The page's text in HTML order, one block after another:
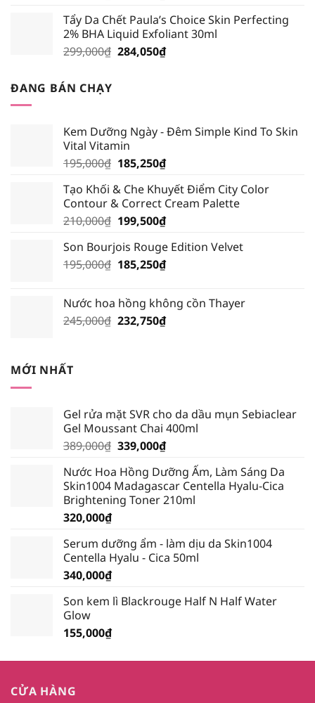
là:
219,000₫.
tại
là:
208,050₫.
Tẩy Da Chết Paula’s Choice Skin Perfecting
2% BHA Liquid Exfoliant 30ml
299,000₫ Giá
284,050₫Giá
ĐANG BÁN CHẠY
Kem Dưỡng Ngày - Đêm Simple Kind To Skin
Vital Vitamin
195,000₫ Giá
là:
195,000₫.
185,250₫Giá
tại
là:
185,250₫.
Tạo Khối & Che Khuyết Điểm City Color
Contour & Correct Cream Palette
210,000₫ Giá
là:
210,000₫.
199,500₫Giá
tại
là:
Son Bourjois Rouge Edition Velvet
195,000₫ Giá
195,000₫.
185,250₫Giá
là:
185,250₫.
Nước hoa hồng không cồn Thayer
245,000₫ Giá
232,750₫Giá
MỚI NHẤT
Gel rửa mặt SVR cho da dầu mụn Sebiaclear
Gel Moussant Chai 400ml
389,000₫ Giá
là:
389,000₫.
339,000₫Giá
tại
là:
339,000₫.
Nước Hoa Hồng Dưỡng Ẩm, Làm Sáng Da
Skin1004 Madagascar Centella Hyalu-Cica
Brightening Toner 210ml
320,000₫
Serum dưỡng ẩm - làm dịu da Skin1004
Centella Hyalu - Cica 50ml
340,000₫
Son kem lì Blackrouge Half N Half Water
Glow
155,000₫
CỬA HÀNG